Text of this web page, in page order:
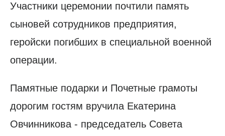
Участники церемонии почтили память
сыновей сотрудников предприятия,
геройски погибших в специальной военной
операции.
Памятные подарки и Почетные грамоты
дорогим гостям вручила Екатерина
Овчинникова - председатель Совета